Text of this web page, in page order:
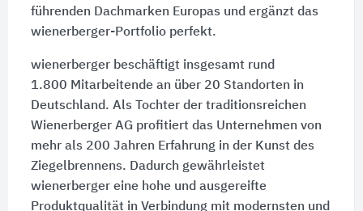
führenden Dachmarken Europas und ergänzt das
wienerberger-Portfolio perfekt.
wienerberger beschäftigt insgesamt rund
1.800 Mitarbeitendean über 20 Standorten in
Deutschland. Als Tochter der traditionsreichen
Wienerberger AG profitiert das Unternehmen von
mehr als 200 Jahren Erfahrung in der Kunst des
Ziegelbrennens. Dadurch gewährleistet
wienerberger eine hohe und ausgereifte
Produktqualität in Verbindung mit modernsten und